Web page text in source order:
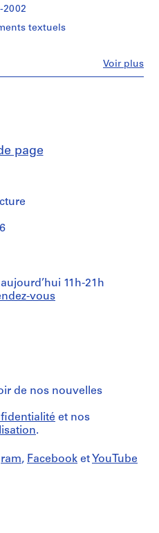
Voir plus
2002
textuels
page
11h-21h
vous
de nos nouvelles
et nos
.
, Facebook et YouTube